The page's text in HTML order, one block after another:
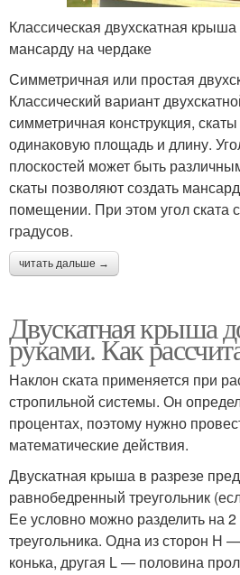
Классическая двухскатная крыша
мансарду на чердаке
Симметричная или простая
Классический вариант
симметричная конструкция,
одинаковую площадь и длину.
плоскостей может быть
скаты позволяют создать
помещении. При этом угол ската
градусов.
читать дальше →
Двускатная крыша
руками. Как
Наклон ската применяется при
стропильной системы. Он
процентах, поэтому нужно
математические действия.
Двускатная крыша в разрезе
равнобедренный треугольник
Ее условно можно разделить на
треугольника. Одна из сторон Н
конька, другая L — половина